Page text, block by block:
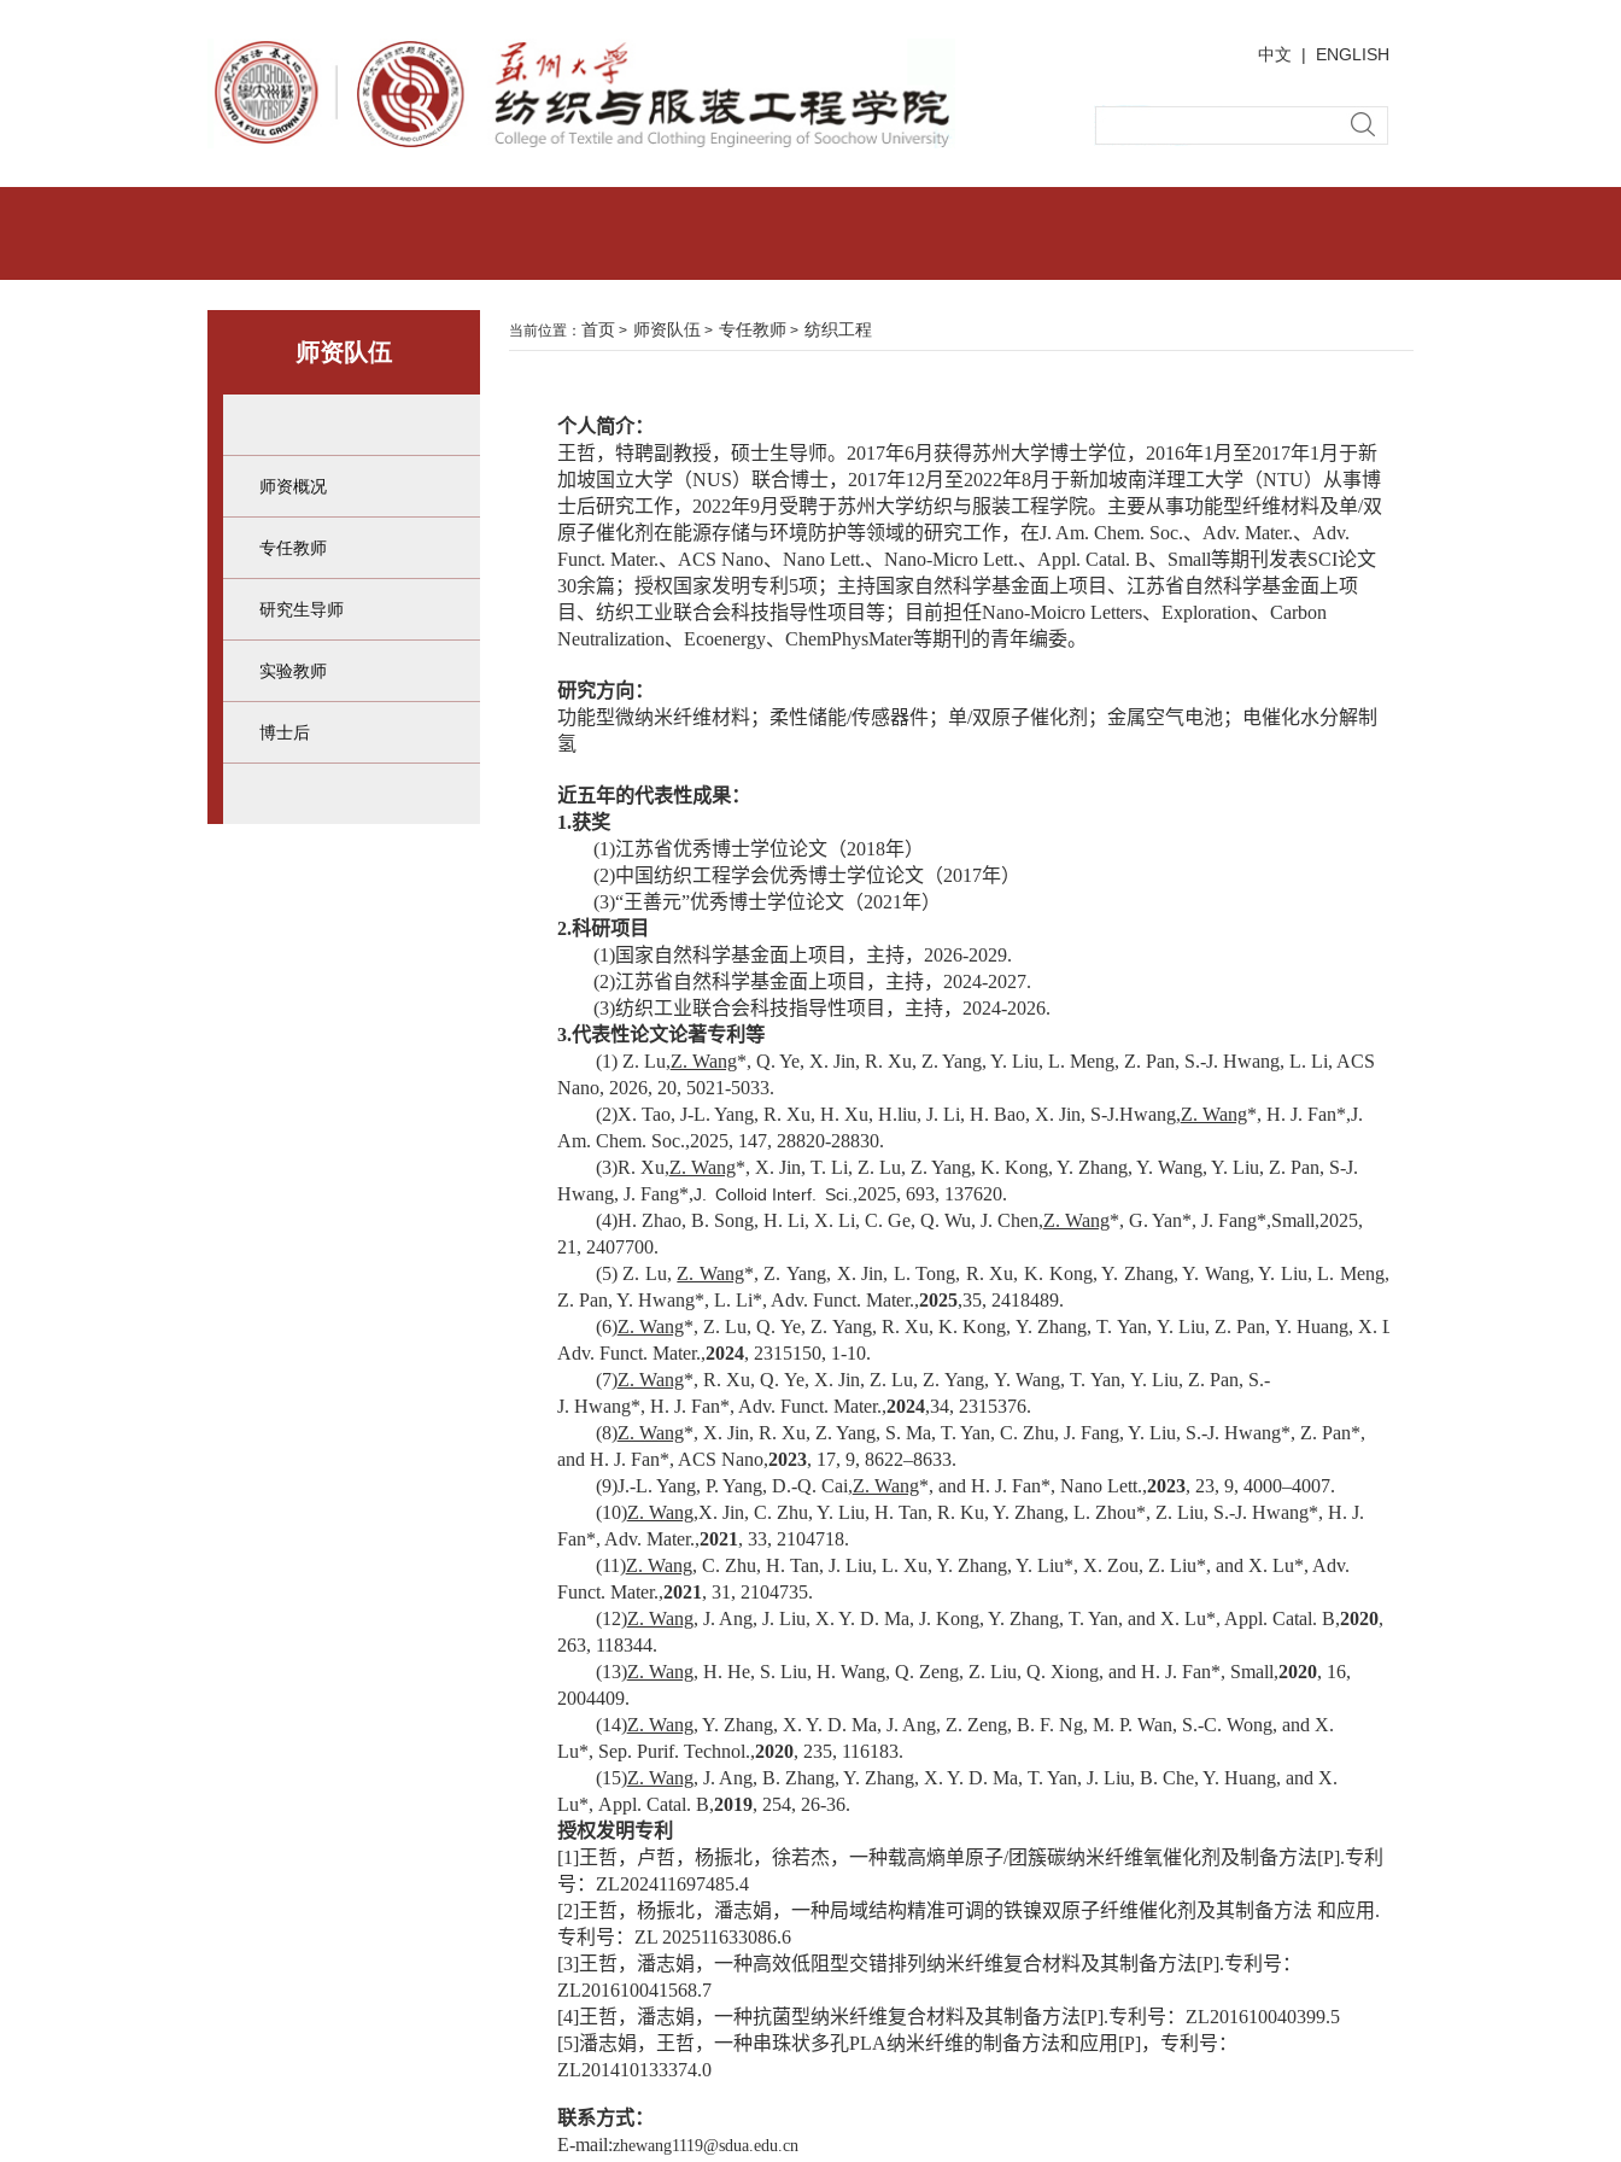
中文 | ENGLISH
师资队伍
师资概况
专任教师
研究生导师
实验教师
博士后
当前位置： 首页 > 师资队伍 > 专任教师 > 纺织工程
个人简介：
王哲，特聘副教授， 硕士生导师。 2017年6月获得苏州大学博士学位， 2016年1 月至2017年1 月于新
加坡国立大学（NUS）联合博士， 2017年12月至2022年8月于新加坡南洋理工大学（NTU）从事博
士后研究工作， 2022年9月受聘于苏州大学纺织与服装工程学院。主要从事功能型纤维材料及单/双
原子催化剂在能源存储与环境防护等领域的研究工作，在J. Am. Chem. Soc.、 Adv. Mater.、 Adv.
Funct. Mater.、 ACS Nano、 Nano Lett.、 Nano-Micro Lett.、 Appl. Catal. B、 Small等期刊发表SCI论文
30余篇；授权国家发明专利 5项；主持国家自然科学基金面上项目、江苏省自然科学基金面上项
目、纺织工业联合会科技指导性项目等；目前担任Nano-Moicro Letters、 Exploration、 Carbon
Neutralization、 Ecoenergy、 ChemPhysMater等期刊的青年编委。
研究方向：
功能型微纳米纤维材料； 柔性储能/传感器件； 单/双原子催化剂；金属空气电池；电催化水分解制
氢
近五年的代表性成果：
1.获奖
(1)江苏省优秀博士学位论文（2018年）
(2)中国纺织工程学会优秀博士学位论文（2017年）
(3)“王善元”优秀博士学位论文（2021年）
2.科研项目
(1)国家自然科学基金面上项目， 主持， 2026-2029.
(2)江苏省自然科学基金面上项目， 主持， 2024-2027.
(3)纺织工业联合会科技指导性项目， 主持， 2024-2026.
3.代表性论文论著专利等
(1)Z. Lu,Z. Wang*, Q. Ye, X. Jin, R. Xu, Z. Yang, Y. Liu, L. Meng, Z. Pan, S.-J. Hwang, L. Li, ACS
Nano, 2026, 20, 5021-5033.
(2)X. Tao, J-L. Yang, R. Xu, H. Xu, H.liu, J. Li, H. Bao, X. Jin, S-J.Hwang,Z. Wang*, H. J. Fan*,J.
Am. Chem. Soc.,2025, 147, 28820-28830.
(3)R. Xu,Z. Wang*, X. Jin, T. Li, Z. Lu, Z. Yang, K. Kong, Y. Zhang, Y. Wang, Y. Liu, Z. Pan, S-J.
Hwang, J. Fang*,J. Colloid Interf. Sci. ,2025, 693, 137620.
(4)H. Zhao, B. Song, H. Li, X. Li, C. Ge, Q. Wu, J. Chen,Z. Wang*, G. Yan*, J. Fang*,Small,2025,
21, 2407700.
(5) Z. Lu, Z. Wang*, Z. Yang, X. Jin, L. Tong, R. Xu, K. Kong, Y. Zhang, Y. Wang, Y. Liu, L. Meng,
Z. Pan, Y. Hwang*, L. Li*, Adv. Funct. Mater.,2025,35, 2418489.
(6)Z. Wang*, Z. Lu, Q. Ye, Z. Yang, R. Xu, K. Kong, Y. Zhang, T. Yan, Y. Liu, Z. Pan, Y. Huang, X. Lu*,
Adv. Funct. Mater.,2024, 2315150, 1-10.
(7)Z. Wang*, R. Xu, Q. Ye, X. Jin, Z. Lu, Z. Yang, Y. Wang, T. Yan, Y. Liu, Z. Pan, S.-
J. Hwang*, H. J. Fan*, Adv. Funct. Mater.,2024,34, 2315376.
(8)Z. Wang*, X. Jin, R. Xu, Z. Yang, S. Ma, T. Yan, C. Zhu, J. Fang, Y. Liu, S.-J. Hwang*, Z. Pan*,
and H. J. Fan*, ACS Nano,2023, 17, 9, 8622–8633.
(9)J.-L. Yang, P. Yang, D.-Q. Cai,Z. Wang*, and H. J. Fan*, Nano Lett.,2023, 23, 9, 4000–4007.
(10)Z. Wang,X. Jin, C. Zhu, Y. Liu, H. Tan, R. Ku, Y. Zhang, L. Zhou*, Z. Liu, S.-J. Hwang*, H. J.
Fan*, Adv. Mater.,2021, 33, 2104718.
(11)Z. Wang, C. Zhu, H. Tan, J. Liu, L. Xu, Y. Zhang, Y. Liu*, X. Zou, Z. Liu*, and X. Lu*, Adv.
Funct. Mater.,2021, 31, 2104735.
(12)Z. Wang, J. Ang, J. Liu, X. Y. D. Ma, J. Kong, Y. Zhang, T. Yan, and X. Lu*, Appl. Catal. B,2020,
263, 118344.
(13)Z. Wang, H. He, S. Liu, H. Wang, Q. Zeng, Z. Liu, Q. Xiong, and H. J. Fan*, Small,2020, 16,
2004409.
(14)Z. Wang, Y. Zhang, X. Y. D. Ma, J. Ang, Z. Zeng, B. F. Ng, M. P. Wan, S.-C. Wong, and X.
Lu*, Sep. Purif. Technol.,2020, 235, 116183.
(15)Z. Wang, J. Ang, B. Zhang, Y. Zhang, X. Y. D. Ma, T. Yan, J. Liu, B. Che, Y. Huang, and X.
Lu*, Appl. Catal. B,2019, 254, 26-36.
授权发明专利
[1]王哲，卢哲，杨振北，徐若杰，一种载高熵单原子/团簇碳纳米纤维氧催化剂及制备方法[P].专利
号： ZL202411697485.4
[2]王哲，杨振北，潘志娟，一种局域结构精准可调的铁镍双原子纤维催化剂及其制备方法 和应用 .
专利号： ZL 202511633086.6
[3]王哲，潘志娟，一种高效低阻型交错排列纳米纤维复合材料及其制备方法[P].专利号：
ZL201610041568.7
[4]王哲，潘志娟，一种抗菌型纳米纤维复合材料及其制备方法[P].专利号： ZL201610040399.5
[5]潘志娟，王哲，一种串珠状多孔PLA纳米纤维的制备方法和应用 [P]，专利号：
ZL201410133374.0
联系方式：
E-mail:zhewang1119@sdua.edu.cn